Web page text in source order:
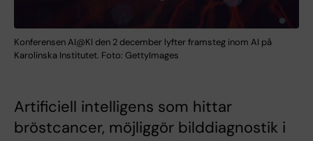
Konferensen AI@KI den 2 december lyfter framsteg inom AI på
Karolinska Institutet. Foto: GettyImages
Artificiell intelligens som hittar
bröstcancer, möjliggör bilddiagnostik i